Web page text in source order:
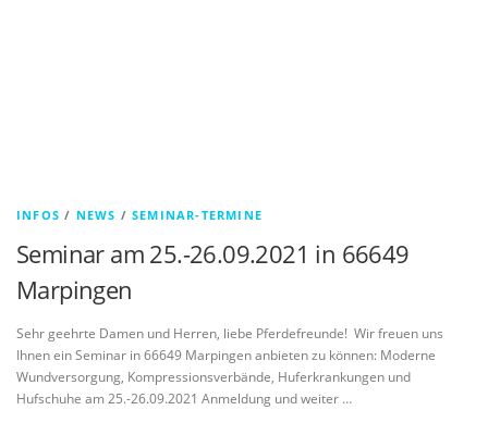
INFOS / NEWS /SEMINAR-TERMINE
Seminar am 25.-26.09.2021 in 66649
Marpingen
Sehr geehrte Damen und Herren, liebe Pferdefreunde! Wir freuen uns
Ihnen ein Seminar in 66649 Marpingen anbieten zu können: Moderne
Wundversorgung, Kompressionsverbände, Huferkrankungen und
Hufschuhe am 25.-26.09.2021 Anmeldung und weiter …